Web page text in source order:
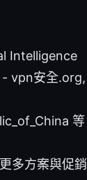
Intelligence
vpn安全.org,
等
多方案與促銷